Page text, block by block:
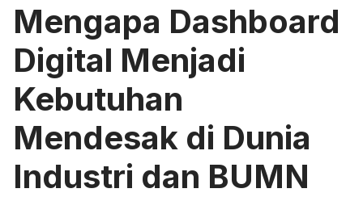
Mengapa Dashboard
Digital Menjadi
Kebutuhan
Mendesak di Dunia
Industri dan BUMN